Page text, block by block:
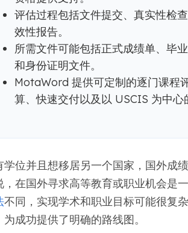
评估过程包括文件提交、真实性检
效性报告。
所需文件可能包括正式成绩单、毕
和身份证明文件。
MotaWord 提供可定制的逐门课程
算、快速交付以及以 USCIS 为中心
学位并且想移居另一个国家，国外成
，在国外寻求高等教育或职业机会是
不同，实现学术和职业目标可能很复
成功提供了明确的路线图。